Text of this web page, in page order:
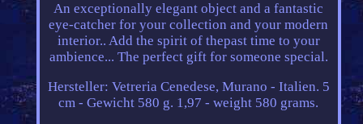
An exceptionally elegant object and a fantastic
eye-catcher for your collection and your modern
interior.. Add the spirit of thepast time to your
ambience... The perfect gift for someone special.
Hersteller: Vetreria Cenedese, Murano - Italien. 5
cm - Gewicht 580 g. 1,97 - weight 580 grams.